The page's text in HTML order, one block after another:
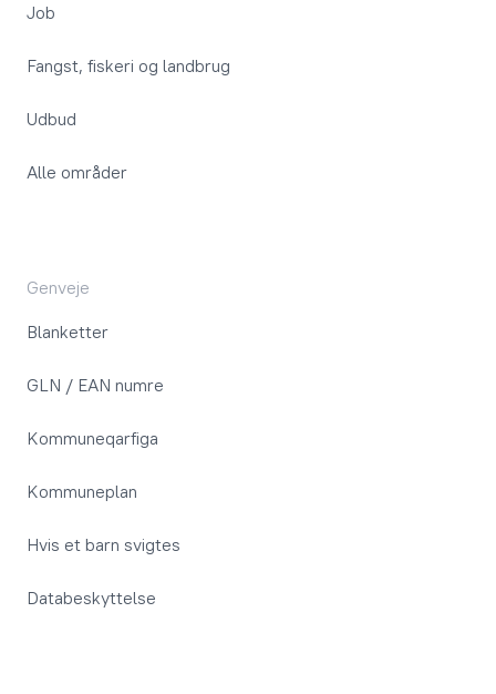
Job
Fangst, fiskeri og landbrug
Udbud
Alle områder
Genveje
Blanketter
GLN / EAN numre
Kommuneqarfiga
Kommuneplan
Hvis et barn svigtes
Databeskyttelse